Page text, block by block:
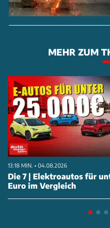
MEHR ZUM
13:18 MIN. • 04.08.2026
Die 7 | Elektroautos für
Euro im Vergleich